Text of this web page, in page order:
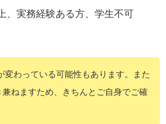
、実務経験ある方、学生不可
変わっている可能性もあります。また
ねますため、きちんとご自身でご確